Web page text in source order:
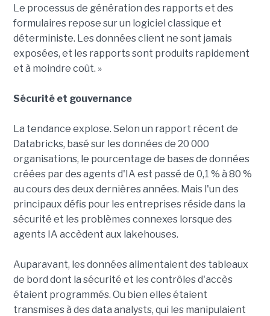
Le processus de génération des rapports et des
formulaires repose sur un logiciel classique et
déterministe. Les données client ne sont jamais
exposées, et les rapports sont produits rapidement
et à moindre coût. »
Sécurité et gouvernance
La tendance explose. Selon un rapport récent de
Databricks, basé sur les données de 20 000
organisations, le pourcentage de bases de données
créées par des agents d'IA est passé de 0,1 % à 80 %
au cours des deux dernières années. Mais l'un des
principaux défis pour les entreprises réside dans la
sécurité et les problèmes connexes lorsque des
agents IA accèdent aux lakehouses.
Auparavant, les données alimentaient des tableaux
de bord dont la sécurité et les contrôles d'accès
étaient programmés. Ou bien elles étaient
transmises à des data analysts, qui les manipulaient